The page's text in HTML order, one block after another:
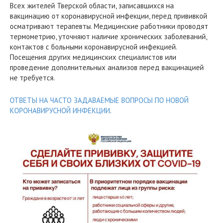
Всех жителей Тверской области, записавшихся на
вакцинацию от коронавирусной инфекции, перед прививкой
осматривают терапевты. Медицинские работники проводят
термометрию, уточняют наличие хронических заболеваний,
контактов с больными коронавирусной инфекцией.
Посещения других медицинских специалистов или
проведение дополнительных анализов перед вакцинацией
не требуется.
ОТВЕТЫ НА ЧАСТО ЗАДАВАЕМЫЕ ВОПРОСЫ ПО НОВОЙ
КОРОНАВИРУСНОЙ ИНФЕКЦИИ.